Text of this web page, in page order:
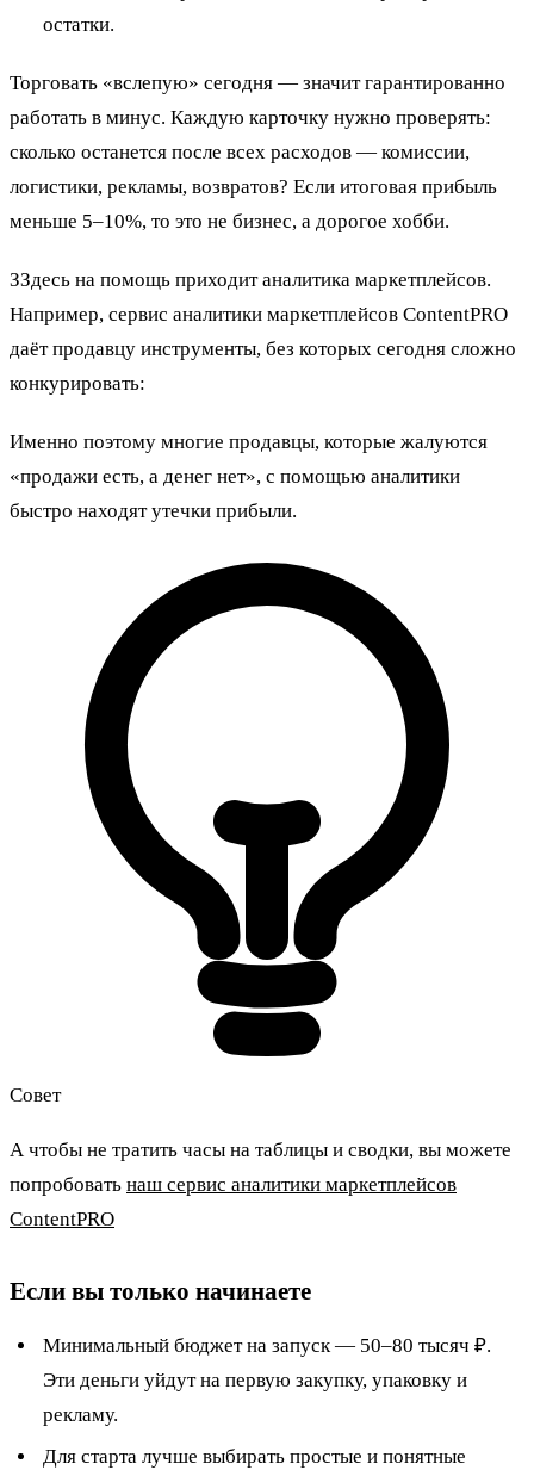
остатки.
Торговать «вслепую» сегодня — значит гарантированно
работать в минус. Каждую карточку нужно проверять:
сколько останется после всех расходов — комиссии,
логистики, рекламы, возвратов? Если итоговая прибыль
меньше 5–10%, то это не бизнес, а дорогое хобби.
ЗЗдесь на помощь приходит аналитика маркетплейсов.
Например, сервис аналитики маркетплейсов ContentPRO
даёт продавцу инструменты, без которых сегодня сложно
конкурировать:
Именно поэтому многие продавцы, которые жалуются
«продажи есть, а денег нет», с помощью аналитики
быстро находят утечки прибыли.
Совет
А чтобы не тратить часы на таблицы и сводки, вы можете
попробовать наш сервис аналитики маркетплейсов
ContentPRO
Если вы только начинаете
Минимальный бюджет на запуск — 50–80 тысяч ₽.
Эти деньги уйдут на первую закупку, упаковку и
рекламу.
Для старта лучше выбирать простые и понятные